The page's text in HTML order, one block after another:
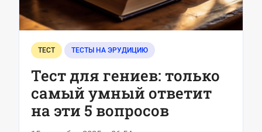
ТЕСТ ТЕСТЫ НА ЭРУДИЦИЮ
Тест для гениев: только
самый умный ответит
на эти 5 вопросов